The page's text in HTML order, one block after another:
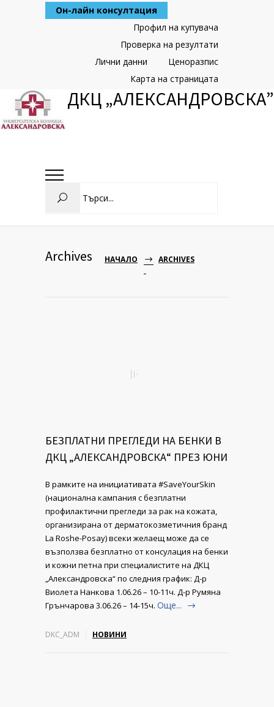
Он-лайн консултация
Профил на купувача
Проверка на резултати
Ценоразпис
Лични данни
Карта на страницата
ДКЦ „АЛЕКСАНДРОВСКА”
Archives НАЧАЛО ARCHIVES
БЕЗПЛАТНИ ПРЕГЛЕДИ НА БЕНКИ В
ДКЦ „АЛЕКСАНДРОВСКА“ ПРЕЗ ЮНИ
В рамките на инициативата #SaveYourSkin
(национална кампания с безплатни
профилактични прегледи за рак на кожата,
организирана от дерматокозметичния бранд
La Roshe-Posay) всеки желаещ може да се
възползва безплатно от консулация на бенки
и кожни петна при специалистите на ДКЦ
„Александровска“ по следния график: Д-р
Виолета Нанкова 1.06.26 – 10-11ч. Д-р Румяна
Грънчарова 3.06.26 – 14-15ч. Още...
DKC_ADM НОВИНИ